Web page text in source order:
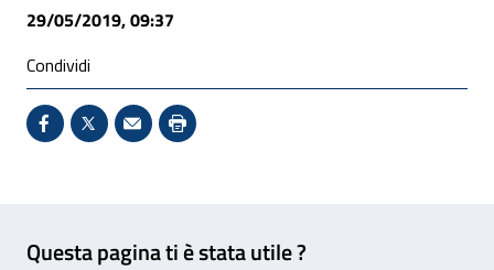
29/05/2019, 09:37
Condividi
Condividi su Facebook - Sito esterno - Apertura in
X - Sito esterno - Apertura in nuova finestra
Invio Mail: apre il programma di posta
Stampa pagina: scelta meno
Questa pagina ti è stata utile ?